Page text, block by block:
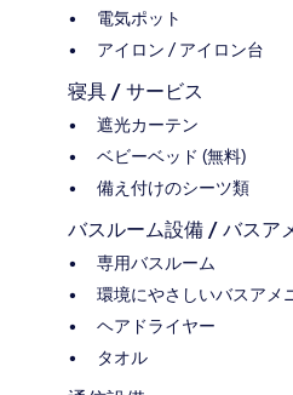
電気ポット
アイロン / アイロン台
寝具 / サービス
遮光カーテン
ベビーベッド (無料)
備え付けのシーツ類
バスルーム設備 / バスア
専用バスルーム
環境にやさしいバスアメ
ヘアドライヤー
タオル